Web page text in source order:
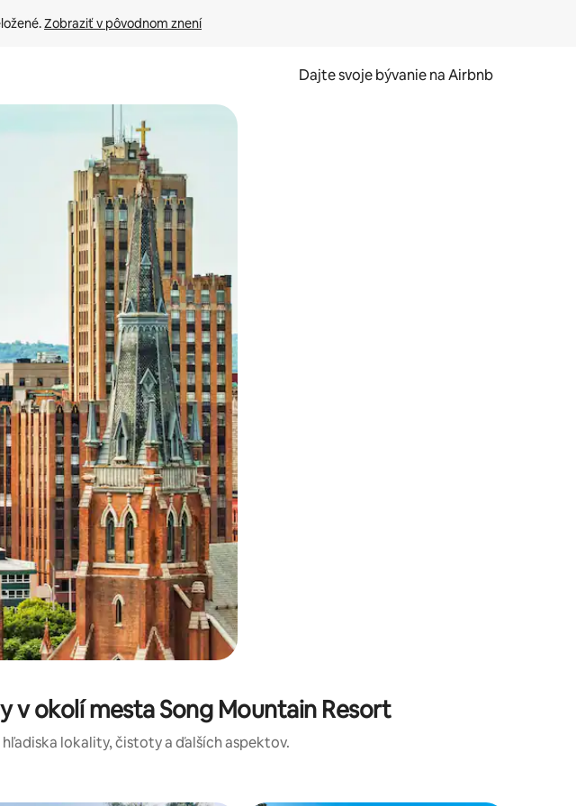
Zobraziť v pôvodnom znení
Dajte svoje bývanie na Airbnb
a nadol alebo ich preskúmať pomocou dotykových gest či potiahnutia prstom.
okolí mesta Song Mountain Resort
lokality, čistoty a ďalších aspektov.